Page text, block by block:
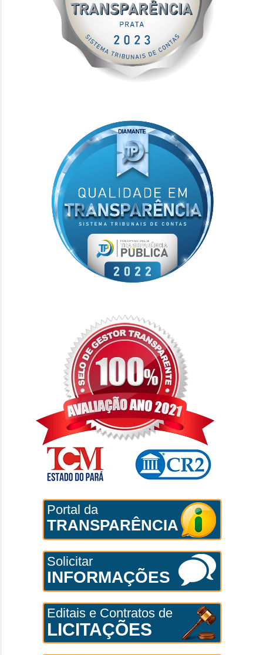
Portal da
TRANSPARÊNCIA
Solicitar
INFORMAÇÕES
Editais e Contratos de
LICITAÇÕES